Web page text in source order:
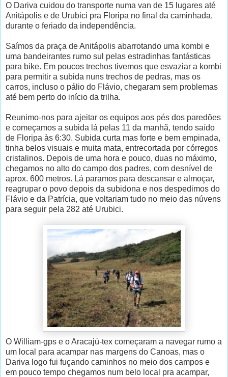
O Dariva cuidou do transporte numa van de 15 lugares até
Anitápolis e de Urubici pra Floripa no final da caminhada,
durante o feriado da independência.
Saímos da praça de Anitápolis abarrotando uma kombi e
uma bandeirantes rumo sul pelas estradinhas fantásticas
para bike. Em poucos trechos tivemos que esvaziar a kombi
para permitir a subida nuns trechos de pedras, mas os
carros, incluso o pálio do Flávio, chegaram sem problemas
até bem perto do início da trilha.
Reunimo-nos para ajeitar os equipos aos pés dos paredões
e começamos a subida lá pelas 11 da manhã, tendo saído
de Floripa às 6:30. Subida curta mas forte e bem empinada,
tinha belos visuais e muita mata, entrecortada por córregos
cristalinos. Depois de uma hora e pouco, duas no máximo,
chegamos no alto do campo dos padres, com desnível de
aprox. 600 metros. Lá paramos para descansar e almoçar,
reagrupar o povo depois da subidona e nos despedimos do
Flávio e da Patrícia, que voltariam tudo no meio das núvens
para seguir pela 282 até Urubici.
O William-gps e o Aracajú-tex começaram a navegar rumo a
um local para acampar nas margens do Canoas, mas o
Dariva logo fui fuçando caminhos no meio dos campos e
em pouco tempo chegamos num belo local pra acampar,